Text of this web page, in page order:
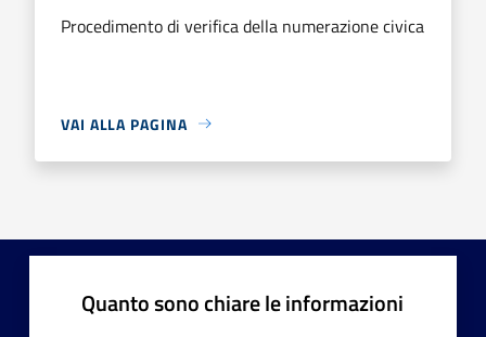
Procedimento di verifica della numerazione civica
VAI ALLA PAGINA
Quanto sono chiare le informazioni